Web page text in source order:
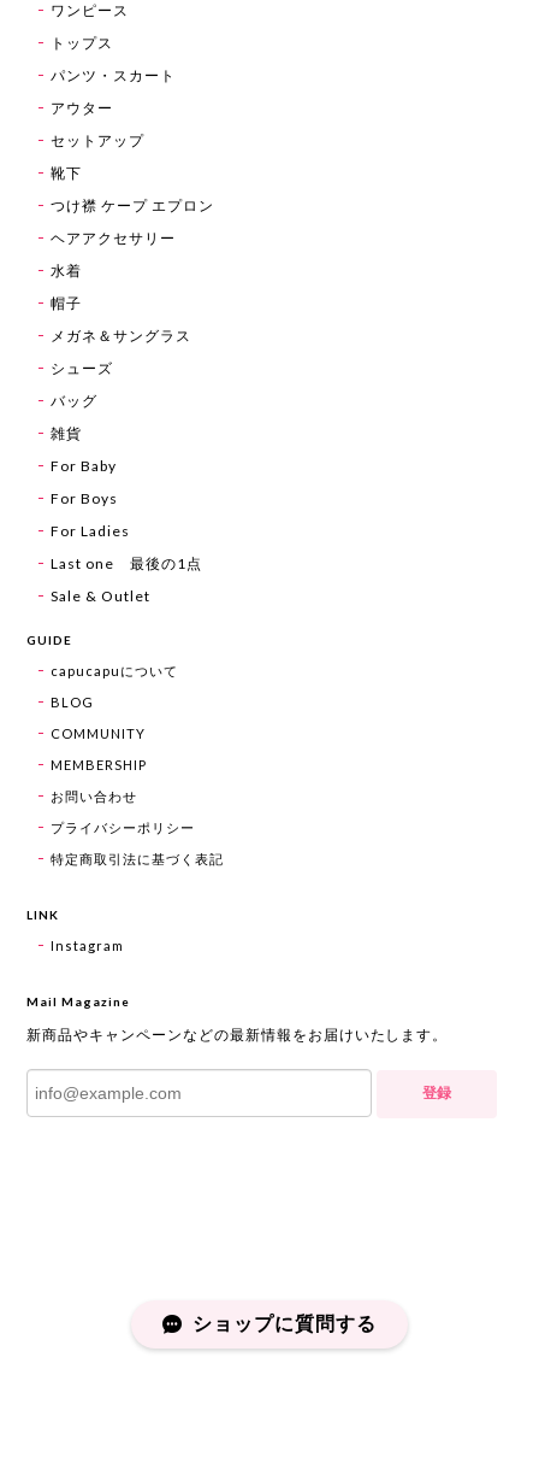
ワンピース
トップス
パンツ・スカート
アウター
セットアップ
靴下
つけ襟 ケープ エプロン
ヘアアクセサリー
水着
帽子
メガネ＆サングラス
シューズ
バッグ
雑貨
For Baby
For Boys
For Ladies
Last one 最後の1点
Sale & Outlet
GUIDE
capucapuについて
BLOG
COMMUNITY
MEMBERSHIP
お問い合わせ
プライバシーポリシー
特定商取引法に基づく表記
LINK
Instagram
Mail Magazine
新商品やキャンペーンなどの最新情報をお届けいたします。
登録
ショップに質問する